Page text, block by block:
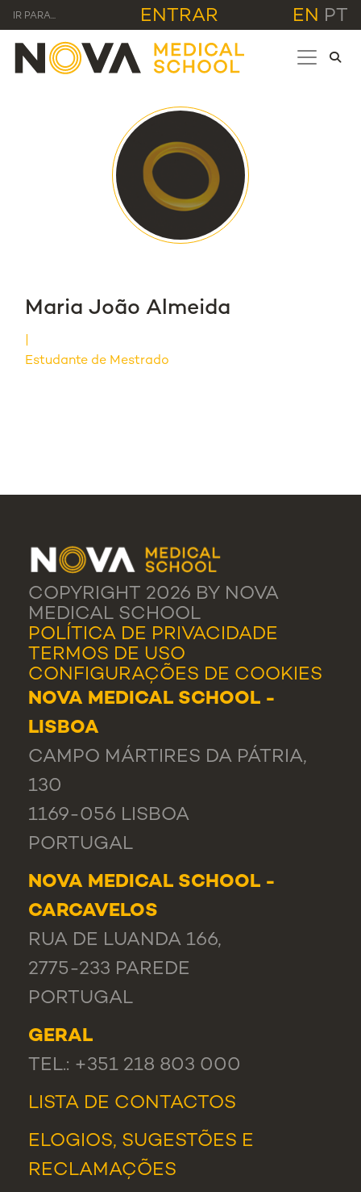
IR PARA... ENTRAR EN PT
Maria João Almeida
Estudante de Mestrado
COPYRIGHT 2026 BY NOVA
MEDICAL SCHOOL
POLÍTICA DE PRIVACIDADE
TERMOS DE USO
CONFIGURAÇÕES DE COOKIES
NOVA MEDICAL SCHOOL -
LISBOA
CAMPO MÁRTIRES DA PÁTRIA,
130
1169-056 LISBOA
PORTUGAL
NOVA MEDICAL SCHOOL -
CARCAVELOS
RUA DE LUANDA 166,
2775-233 PAREDE
PORTUGAL
GERAL
TEL.: +351 218 803 000
LISTA DE CONTACTOS
ELOGIOS, SUGESTÕES E
RECLAMAÇÕES